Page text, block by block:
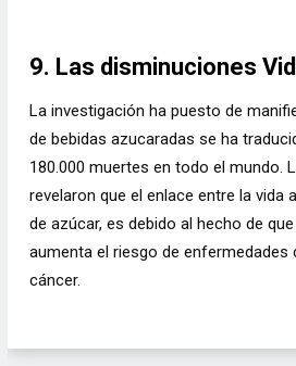
9. Las disminuciones
La investigación ha puesto de
de bebidas azucaradas se ha
180.000 muertes en todo el mundo.
revelaron que el enlace entre la vida
de azúcar, es debido al hecho de
aumenta el riesgo de enfermedades
cáncer.